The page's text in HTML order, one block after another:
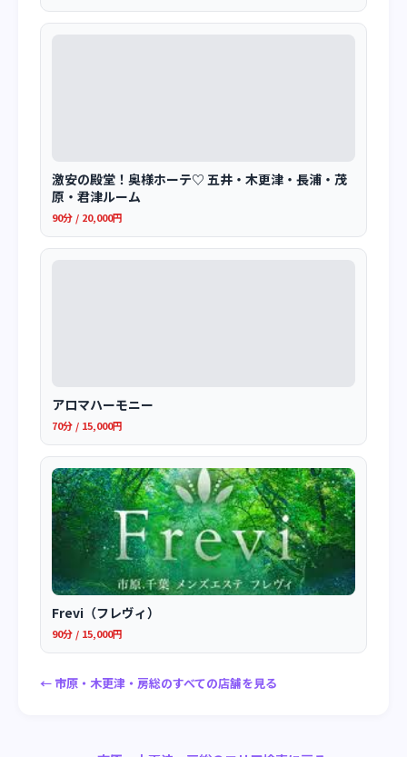
激安の殿堂！奥様ホーテ♡ 五井・木更津・長浦・茂
原・君津ルーム
90分 / 20,000円
アロマハーモニー
70分 / 15,000円
Frevi（フレヴィ）
90分 / 15,000円
← 市原・木更津・房総のすべての店舗を見る